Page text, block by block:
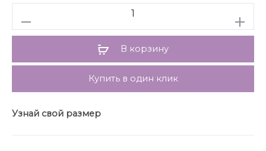
В корзину
Купить в один клик
Узнай свой размер